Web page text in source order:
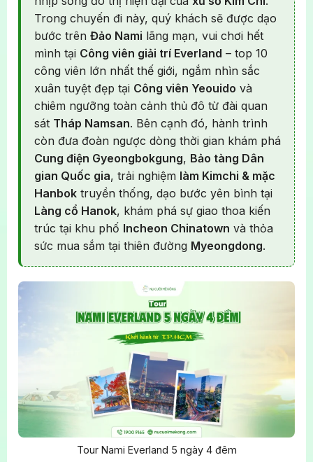
Trong chuyến đi này, quý khách sẽ được dạo
bước trên Đảo Nami lãng mạn, vui chơi hết
mình tại Công viên giải trí Everland – top 10
công viên lớn nhất thế giới, ngắm nhìn sắc
xuân tuyệt đẹp tại Công viên Yeouido và
chiêm ngưỡng toàn cảnh thủ đô từ đài quan
sát Tháp Namsan. Bên cạnh đó, hành trình
còn đưa đoàn ngược dòng thời gian khám phá
Cung điện Gyeongbokgung, Bảo tàng Dân
gian Quốc gia, trải nghiệm làm Kimchi & mặc
Hanboktruyền thống, dạo bước yên bình tại
Làng cổ Hanok, khám phá sự giao thoa kiến
trúc tại khu phố Incheon Chinatown và thỏa
sức mua sắm tại thiên đường Myeongdong.
Tour Nami Everland 5 ngày 4 đêm